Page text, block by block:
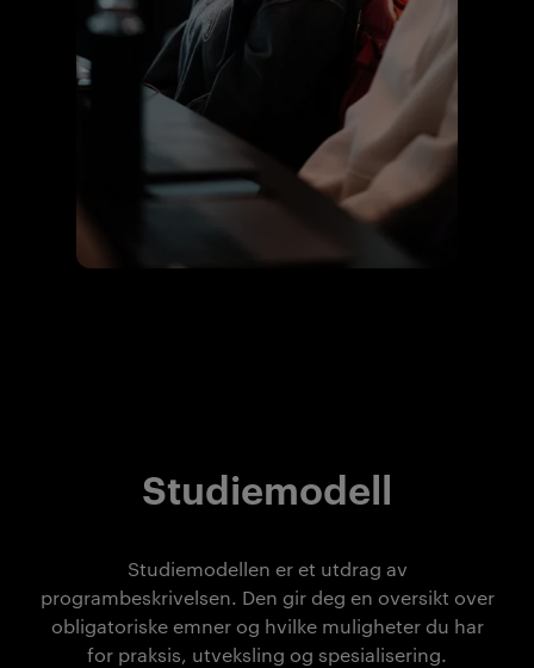
Studiemodell
Studiemodellen er et utdrag av
programbeskrivelsen. Den gir deg en oversikt over
obligatoriske emner og hvilke muligheter du har
for praksis, utveksling og spesialisering.